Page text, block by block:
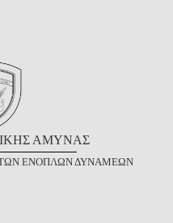
ΑΜΥΝΑΣ
ΕΝΟΠΛΩΝΔΥΝΑΜΕΩΝ